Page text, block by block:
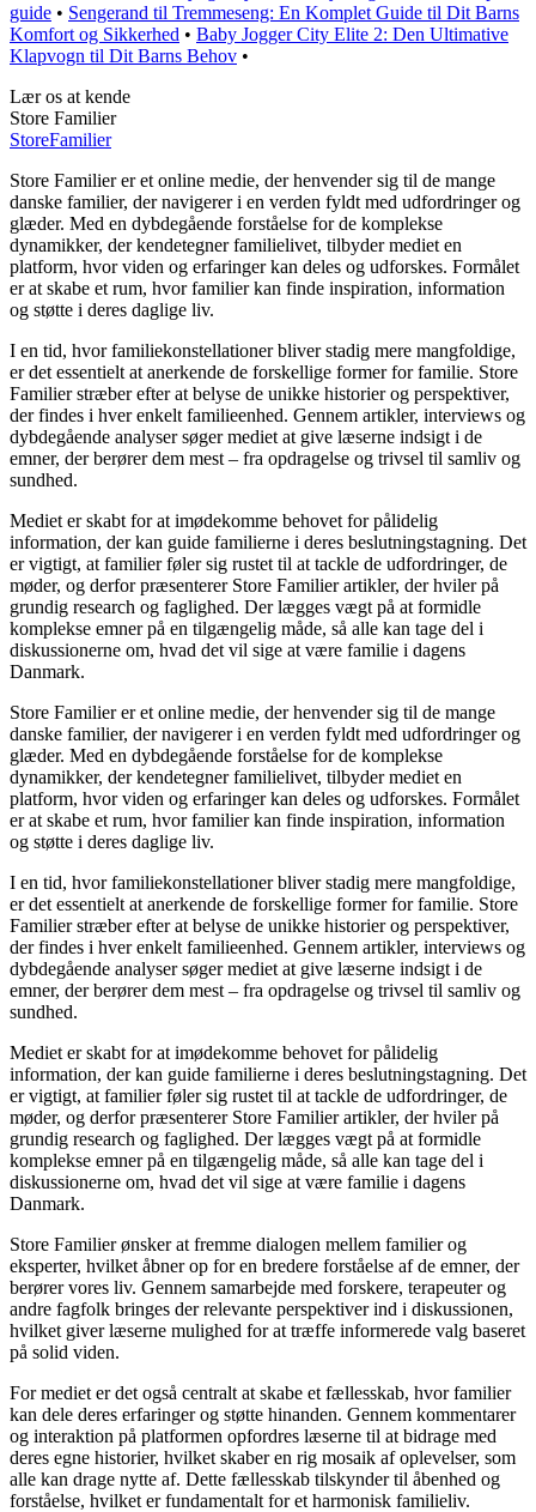
guide • Sengerand til Tremmeseng: En Komplet Guide til Dit Barns
Komfort og Sikkerhed • Baby Jogger City Elite 2: Den Ultimative
Klapvogn til Dit Barns Behov •
Lær os at kende
Store Familier
StoreFamilier
Store Familier er et online medie, der henvender sig til de mange
danske familier, der navigerer i en verden fyldt med udfordringer og
glæder. Med en dybdegående forståelse for de komplekse
dynamikker, der kendetegner familielivet, tilbyder mediet en
platform, hvor viden og erfaringer kan deles og udforskes. Formålet
er at skabe et rum, hvor familier kan finde inspiration, information
og støtte i deres daglige liv.
I en tid, hvor familiekonstellationer bliver stadig mere mangfoldige,
er det essentielt at anerkende de forskellige former for familie. Store
Familier stræber efter at belyse de unikke historier og perspektiver,
der findes i hver enkelt familieenhed. Gennem artikler, interviews og
dybdegående analyser søger mediet at give læserne indsigt i de
emner, der berører dem mest – fra opdragelse og trivsel til samliv og
sundhed.
Mediet er skabt for at imødekomme behovet for pålidelig
information, der kan guide familierne i deres beslutningstagning. Det
er vigtigt, at familier føler sig rustet til at tackle de udfordringer, de
møder, og derfor præsenterer Store Familier artikler, der hviler på
grundig research og faglighed. Der lægges vægt på at formidle
komplekse emner på en tilgængelig måde, så alle kan tage del i
diskussionerne om, hvad det vil sige at være familie i dagens
Danmark.
Store Familier er et online medie, der henvender sig til de mange
danske familier, der navigerer i en verden fyldt med udfordringer og
glæder. Med en dybdegående forståelse for de komplekse
dynamikker, der kendetegner familielivet, tilbyder mediet en
platform, hvor viden og erfaringer kan deles og udforskes. Formålet
er at skabe et rum, hvor familier kan finde inspiration, information
og støtte i deres daglige liv.
I en tid, hvor familiekonstellationer bliver stadig mere mangfoldige,
er det essentielt at anerkende de forskellige former for familie. Store
Familier stræber efter at belyse de unikke historier og perspektiver,
der findes i hver enkelt familieenhed. Gennem artikler, interviews og
dybdegående analyser søger mediet at give læserne indsigt i de
emner, der berører dem mest – fra opdragelse og trivsel til samliv og
sundhed.
Mediet er skabt for at imødekomme behovet for pålidelig
information, der kan guide familierne i deres beslutningstagning. Det
er vigtigt, at familier føler sig rustet til at tackle de udfordringer, de
møder, og derfor præsenterer Store Familier artikler, der hviler på
grundig research og faglighed. Der lægges vægt på at formidle
komplekse emner på en tilgængelig måde, så alle kan tage del i
diskussionerne om, hvad det vil sige at være familie i dagens
Danmark.
Store Familier ønsker at fremme dialogen mellem familier og
eksperter, hvilket åbner op for en bredere forståelse af de emner, der
berører vores liv. Gennem samarbejde med forskere, terapeuter og
andre fagfolk bringes der relevante perspektiver ind i diskussionen,
hvilket giver læserne mulighed for at træffe informerede valg baseret
på solid viden.
For mediet er det også centralt at skabe et fællesskab, hvor familier
kan dele deres erfaringer og støtte hinanden. Gennem kommentarer
og interaktion på platformen opfordres læserne til at bidrage med
deres egne historier, hvilket skaber en rig mosaik af oplevelser, som
alle kan drage nytte af. Dette fællesskab tilskynder til åbenhed og
forståelse, hvilket er fundamentalt for et harmonisk familieliv.